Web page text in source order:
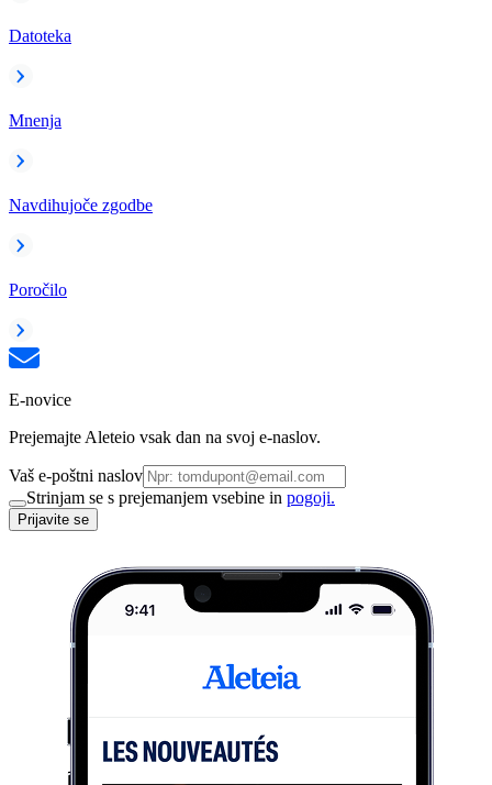
Datoteka
Mnenja
Navdihujoče zgodbe
Poročilo
E-novice
Prejemajte Aleteio vsak dan na svoj e-naslov.
Vaš e-poštni naslov
Strinjam se s prejemanjem vsebine in pogoji.
Prijavite se